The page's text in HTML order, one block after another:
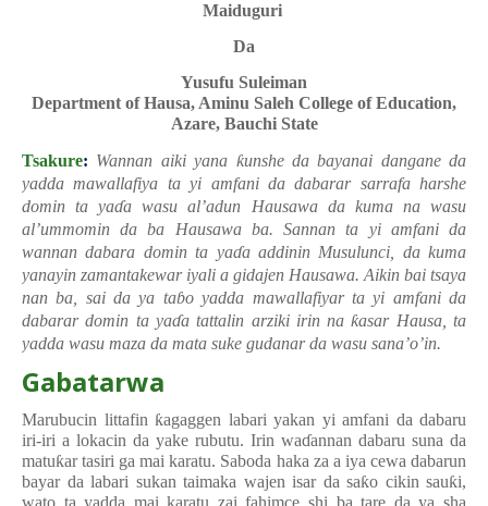
Maiduguri
Da
Yusufu Suleiman
Department of Hausa, Aminu Saleh College of Education,
Azare, Bauchi State
Tsakure: Wannan aiki yana ƙunshe da bayanai dangane da
yadda mawallafiya ta yi amfani da dabarar sarrafa harshe
domin ta yaɗa wasu al’adun Hausawa da kuma na wasu
al’ummomin da ba Hausawa ba.Sannan ta yi amfani da
wannan dabara domin ta yaɗa addinin Musulunci, da kuma
yanayin zamantakewar iyali a gidajen Hausawa. Aikin bai tsaya
nan ba, sai da ya taɓo yadda mawallafiyar ta yi amfani da
dabarar domin ta yaɗa tattalin arziki irin naƙasar Hausa, ta
yadda wasu maza da mata suke gudanar da wasu sana’o’in.
Gabatarwa
Marubucin littafin ƙagaggen labari yakan yi amfani da dabaru
iri-iri a lokacin da yake rubutu. Irin waɗannan dabaru suna da
matuƙar tasiri ga mai karatu. Saboda haka za a iya cewa dabarun
bayar da labari sukan taimaka wajen isar da saƙo cikin sauƙi,
wato ta yadda mai karatu zai fahimce shi ba tare da ya sha